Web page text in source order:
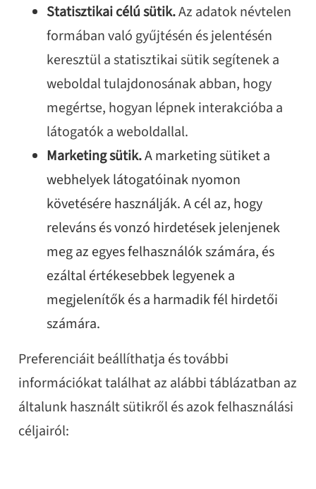
Statisztikai célú sütik.Az adatok névtelen
formában való gyűjtésén és jelentésén
keresztül a statisztikai sütik segítenek a
weboldal tulajdonosának abban, hogy
megértse, hogyan lépnek interakcióba a
látogatók a weboldallal.
Marketing sütik.A marketing sütiket a
webhelyek látogatóinak nyomon
követésére használják. A cél az, hogy
releváns és vonzó hirdetések jelenjenek
meg az egyes felhasználók számára, és
ezáltal értékesebbek legyenek a
megjelenítők és a harmadik fél hirdetői
számára.
Preferenciáit beállíthatja és további
információkat találhat az alábbi táblázatban az
általunk használt sütikről és azok felhasználási
céljairól: